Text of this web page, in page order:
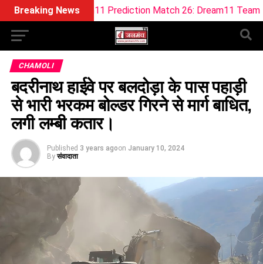
Breaking News
Prediction Match 26: Dream11 Team Today The
CHAMOLI
बदरीनाथ हाईवे पर बलदोड़ा के पास पहाड़ी
से भारी भरकम बोल्डर गिरने से मार्ग बाधित,
लगी लम्बी कतार।
Published 3 years agoon January 10, 2024
By संवादाता